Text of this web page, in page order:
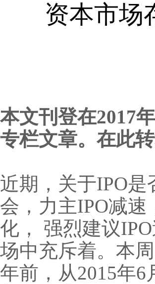
资本市场
本文刊登在2017
专栏文章。在此转
近期，关于IPO
会，力主IPO减
化， 强烈建议
场中充斥着。本
年前，从2015年6